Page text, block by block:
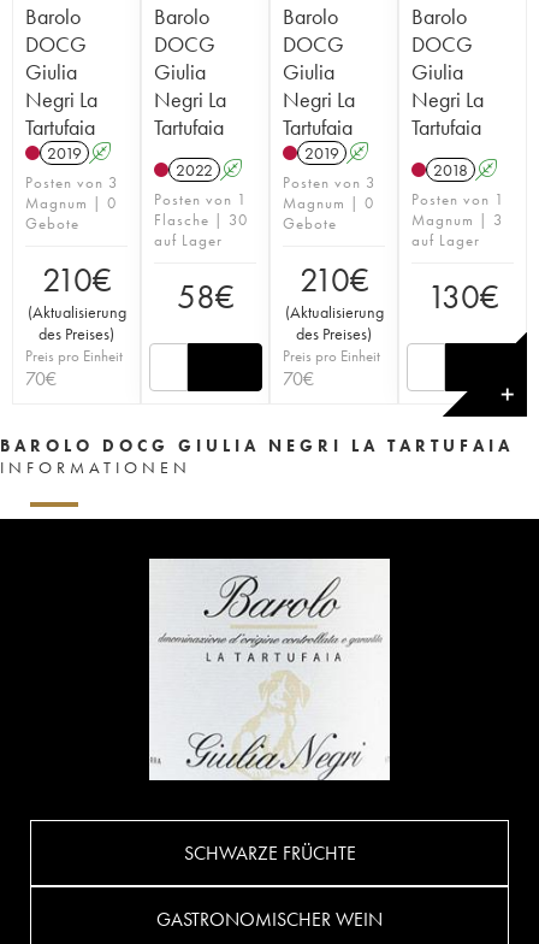
Barolo
DOCG
Giulia
Negri La
Tartufaia
2019 A
Posten von 3
Magnum | 0
Gebote
210€
(Aktualisierung
des Preises)
Preis pro Einheit
70€
Barolo
DOCG
Giulia
Negri La
Tartufaia
2022 A
Posten von 1
Flasche | 30
auf Lager
58€
Barolo
DOCG
Giulia
Negri La
Tartufaia
2019 A
Posten von 3
Magnum | 0
Gebote
210€
(Aktualisierung
des Preises)
Preis pro Einheit
70€
Barolo
DOCG
Giulia
Negri La
Tartufaia
2018 A
Posten von 1
Magnum | 3
auf Lager
130€
✕
BAROLO DOCG GIULIA NEGRI LA TARTUFAIA
INFORMATIONEN
SCHWARZE FRÜCHTE
GASTRONOMISCHER WEIN